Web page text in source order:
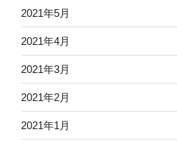
2021年5月
2021年4月
2021年3月
2021年2月
2021年1月